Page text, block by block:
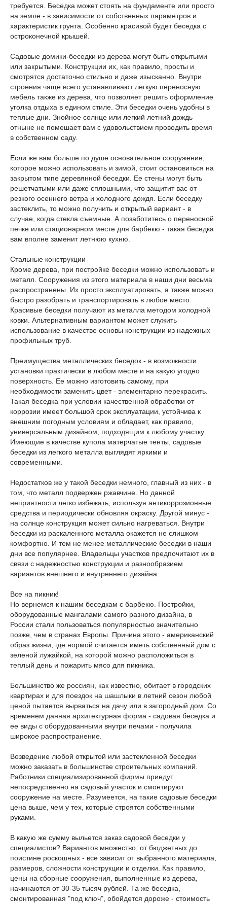
требуется. Беседка может стоять на фундаменте или просто
на земле - в зависимости от собственных параметров и
характеристик грунта. Особенно красивой будет беседка с
остроконечной крышей.
Садовые домики-беседки из дерева могут быть открытыми
или закрытыми. Конструкции их, как правило, просты и
смотрятся достаточно стильно и даже изысканно. Внутри
строения чаще всего устанавливают легкую переносную
мебель также из дерева, что позволяет решить оформление
уголка отдыха в едином стиле. Эти беседки очень удобны в
теплые дни. Знойное солнце или легкий летний дождь
отныне не помешает вам с удовольствием проводить время
в собственном саду.
Если же вам больше по душе основательное сооружение,
которое можно использовать и зимой, стоит остановиться на
закрытом типе деревянной беседки. Ее стены могут быть
решетчатыми или даже сплошными, что защитит вас от
резкого осеннего ветра и холодного дождя. Если беседку
застеклить, то можно получить и открытый вариант - в
случае, когда стекла съемные. А позаботитесь о переносной
печке или стационарном месте для барбекю - такая беседка
вам вполне заменит летнюю кухню.
Стальные конструкции
Кроме дерева, при постройке беседки можно использовать и
металл. Сооружения из этого материала в наши дни весьма
распространены. Их просто эксплуатировать, а также можно
быстро разобрать и транспортировать в любое место.
Красивые беседки получают из металла методом холодной
ковки. Альтернативным вариантом может служить
использование в качестве основы конструкции из надежных
профильных труб.
Преимущества металлических беседок - в возможности
установки практически в любом месте и на какую угодно
поверхность. Ее можно изготовить самому, при
необходимости заменить цвет - элементарно перекрасить.
Такая беседка при условии качественной обработки от
коррозии имеет большой срок эксплуатации, устойчива к
внешним погодным условиям и обладает, как правило,
универсальным дизайном, подходящим к любому участку.
Имеющие в качестве купола матерчатые тенты, садовые
беседки из легкого металла выглядят яркими и
современными.
Недостатков же у такой беседки немного, главный из них - в
том, что металл подвержен ржавчине. Но данной
неприятности легко избежать, используя антикоррозионные
средства и периодически обновляя окраску. Другой минус -
на солнце конструкция может сильно нагреваться. Внутри
беседки из раскаленного металла окажется не слишком
комфортно. И тем не менее металлические беседки в наши
дни все популярнее. Владельцы участков предпочитают их в
связи с надежностью конструкции и разнообразием
вариантов внешнего и внутреннего дизайна.
Все на пикник!
Но вернемся к нашим беседкам с барбекю. Постройки,
оборудованные мангалами самого разного дизайна, в
России стали пользоваться популярностью значительно
позже, чем в странах Европы. Причина этого - американский
образ жизни, где нормой считается иметь собственный дом с
зеленой лужайкой, на которой можно расположиться в
теплый день и пожарить мясо для пикника.
Большинство же россиян, как известно, обитает в городских
квартирах и для поездок на шашлыки в летний сезон любой
ценой пытается вырваться на дачу или в загородный дом. Со
временем данная архитектурная форма - садовая беседка и
ее виды с оборудованными внутри печами - получила
широкое распространение.
Возведение любой открытой или застекленной беседки
можно заказать в большинстве строительных компаний.
Работники специализированной фирмы приедут
непосредственно на садовый участок и смонтируют
сооружение на месте. Разумеется, на такие садовые беседки
цена выше, чем у тех, которые строятся собственными
руками.
В какую же сумму выльется заказ садовой беседки у
специалистов? Вариантов множество, от бюджетных до
поистине роскошных - все зависит от выбранного материала,
размеров, сложности конструкции и отделки. Как правило,
цены на сборные сооружения, выполненные из дерева,
начинаются от 30-35 тысяч рублей. Та же беседка,
смонтированная "под ключ", обойдется дороже - стоимость